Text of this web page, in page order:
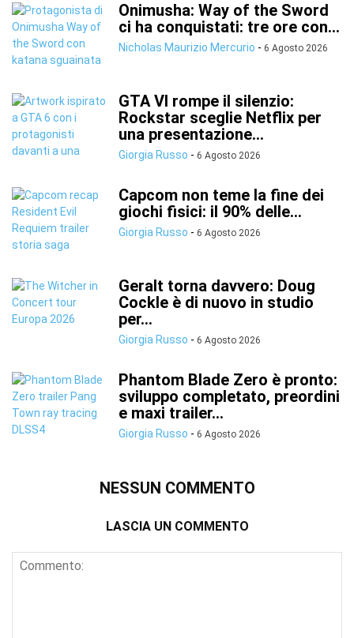
Onimusha: Way of the Sword
ci ha conquistati: tre ore con...
Nicholas Maurizio Mercurio - 6 Agosto 2026
GTA VI rompe il silenzio:
Rockstar sceglie Netflix per
una presentazione...
Giorgia Russo - 6 Agosto 2026
Capcom non teme la fine dei
giochi fisici: il 90% delle...
Giorgia Russo - 6 Agosto 2026
Geralt torna davvero: Doug
Cockle è di nuovo in studio
per...
Giorgia Russo - 6 Agosto 2026
Phantom Blade Zero è pronto:
sviluppo completato, preordini
e maxi trailer...
Giorgia Russo - 6 Agosto 2026
NESSUN COMMENTO
LASCIA UN COMMENTO